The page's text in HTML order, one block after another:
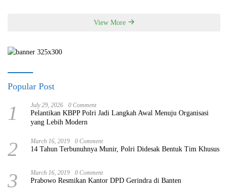
View More
Popular Post
1 July 29, 2026 0 Comment
Pelantikan KBPP Polri Jadi Langkah Awal Menuju Organisasi
yang Lebih Modern
2 March 16, 2019 0 Comment
14 Tahun Terbunuhnya Munir, Polri Didesak Bentuk Tim Khusus
3 March 16, 2019 0 Comment
Prabowo Resmikan Kantor DPD Gerindra di Banten